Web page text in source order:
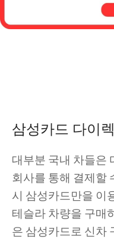
삼성카드 다이
대부분 국내 차들은
회사를 통해 결제할
시 삼성카드만을 이
테슬라 차량을 구매
은 삼성카드로 신차